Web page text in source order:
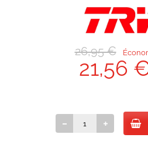
26,95 €
21,56